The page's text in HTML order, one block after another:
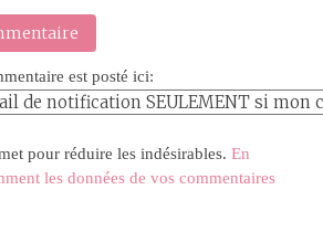
est posté ici:
pour réduire les indésirables. En
les données de vos commentaires